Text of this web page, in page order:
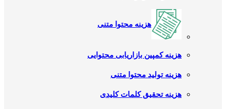
هزینه محتوا متنی
هزینه کمپین بازاریابی محتوایی
هزینه تولید محتوا متنی
هزینه تحقیق کلمات کلیدی